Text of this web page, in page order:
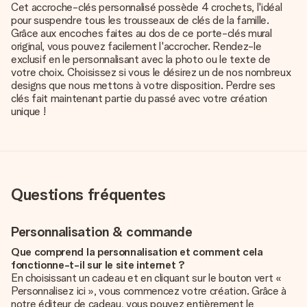
Cet accroche-clés personnalisé possède 4 crochets, l'idéal
pour suspendre tous les trousseaux de clés de la famille.
Grâce aux encoches faites au dos de ce porte-clés mural
original, vous pouvez facilement l'accrocher. Rendez-le
exclusif en le personnalisant avec la photo ou le texte de
votre choix. Choisissez si vous le désirez un de nos nombreux
designs que nous mettons à votre disposition. Perdre ses
clés fait maintenant partie du passé avec votre création
unique !
Questions fréquentes
Personnalisation & commande
Que comprend la personnalisation et comment cela
fonctionne-t-il sur le site internet ?
En choisissant un cadeau et en cliquant sur le bouton vert «
Personnalisez ici », vous commencez votre création. Grâce à
notre éditeur de cadeau, vous pouvez entièrement le